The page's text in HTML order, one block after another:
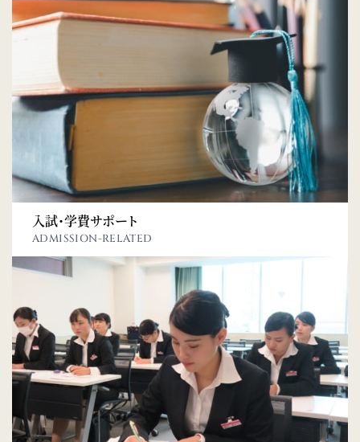
入試・学費サポート
ADMISSION-RELATED